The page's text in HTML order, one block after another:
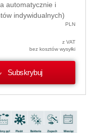
automatycznie i
indywidualnych)
PLN
z VAT
bez kosztów wysyłki
Subskrybuj